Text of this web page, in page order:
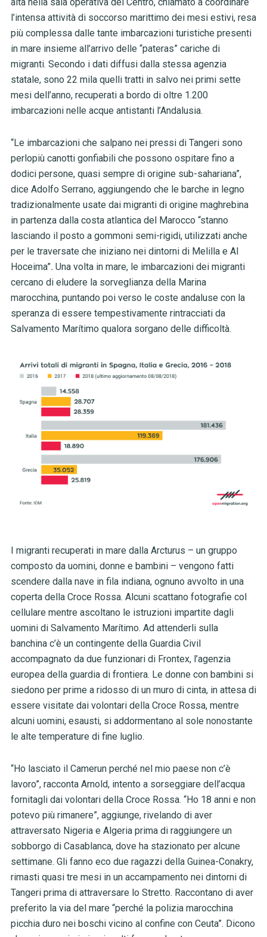
l’intensa attività di soccorso marittimo dei mesi estivi, resa
più complessa dalle tante imbarcazioni turistiche presenti
in mare insieme all’arrivo delle “pateras” cariche di
migranti. Secondo i dati diffusi dalla stessa agenzia
statale, sono 22 mila quelli tratti in salvo nei primi sette
mesi dell’anno, recuperati a bordo di oltre 1.200
imbarcazioni nelle acque antistanti l’Andalusia.
“Le imbarcazioni che salpano nei pressi di Tangeri sono
perlopiù canotti gonfiabili che possono ospitare fino a
dodici persone, quasi sempre di origine sub-sahariana”,
dice Adolfo Serrano, aggiungendo che le barche in legno
tradizionalmente usate dai migranti di origine maghrebina
in partenza dalla costa atlantica del Marocco “stanno
lasciando il posto a gommoni semi-rigidi, utilizzati anche
per le traversate che iniziano nei dintorni di Melilla e Al
Hoceima”. Una volta in mare, le imbarcazioni dei migranti
cercano di eludere la sorveglianza della Marina
marocchina, puntando poi verso le coste andaluse con la
speranza di essere tempestivamente rintracciati da
Salvamento Marítimo qualora sorgano delle difficoltà.
I migranti recuperati in mare dalla Arcturus – un gruppo
composto da uomini, donne e bambini – vengono fatti
scendere dalla nave in fila indiana, ognuno avvolto in una
coperta della Croce Rossa. Alcuni scattano fotografie col
cellulare mentre ascoltano le istruzioni impartite dagli
uomini di Salvamento Marítimo. Ad attenderli sulla
banchina c’è un contingente della Guardia Civil
accompagnato da due funzionari di Frontex, l’agenzia
europea della guardia di frontiera. Le donne con bambini si
siedono per prime a ridosso di un muro di cinta, in attesa di
essere visitate dai volontari della Croce Rossa, mentre
alcuni uomini, esausti, si addormentano al sole nonostante
le alte temperature di fine luglio.
“Ho lasciato il Camerun perché nel mio paese non c’è
lavoro”, racconta Arnold, intento a sorseggiare dell’acqua
fornitagli dai volontari della Croce Rossa. “Ho 18 anni e non
potevo più rimanere”, aggiunge, rivelando di aver
attraversato Nigeria e Algeria prima di raggiungere un
sobborgo di Casablanca, dove ha stazionato per alcune
settimane. Gli fanno eco due ragazzi della Guinea-Conakry,
rimasti quasi tre mesi in un accampamento nei dintorni di
Tangeri prima di attraversare lo Stretto. Raccontano di aver
preferito la via del mare “perché la polizia marocchina
picchia duro nei boschi vicino al confine con Ceuta”. Dicono